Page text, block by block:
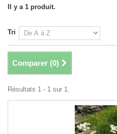
Il y a 1 produit.
Tri
Comparer (0)
Résultats 1 - 1 sur 1.